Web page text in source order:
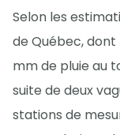
Selon les
de Québec,
mm de pluie au
suite de deux
stations de